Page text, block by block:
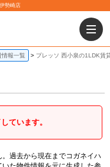
勢崎店
情報一覧 プレッソ 西小泉の1LDK賃
ています。
過去から現在までコガネイハ